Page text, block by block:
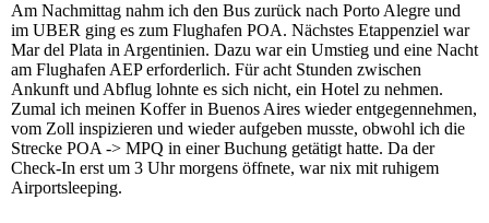
Am Nachmittag nahm ich den Bus zurück nach Porto Alegre und
im UBER ging es zum Flughafen POA. Nächstes Etappenziel war
Mar del Plata in Argentinien. Dazu war ein Umstieg und eine Nacht
am Flughafen AEP erforderlich. Für acht Stunden zwischen
Ankunft und Abflug lohnte es sich nicht, ein Hotel zu nehmen.
Zumal ich meinen Koffer in Buenos Aires wieder entgegennehmen,
vom Zoll inspizieren und wieder aufgeben musste, obwohl ich die
Strecke POA -> MPQ in einer Buchung getätigt hatte. Da der
Check-In erst um 3 Uhr morgens öffnete, war nix mit ruhigem
Airportsleeping.